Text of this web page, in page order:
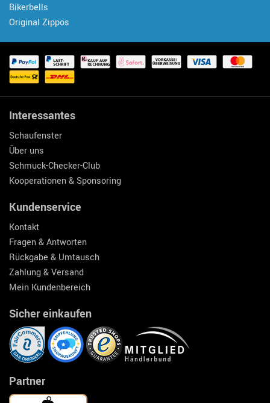
Bikerbells
Original Zippos
Interessantes
Schaufenster
Über uns
Schmuck-Checker-Club
Kooperationen & Sponsoring
Kundenservice
Kontakt
Fragen & Antworten
Rückgabe & Umtausch
Zahlung & Versand
Mein Kundenbereich
Sicher einkaufen
Partner